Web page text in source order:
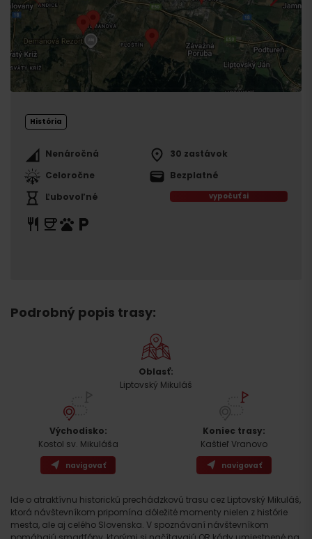
História
Nenáročná
30 zastávok
Celoročne
Bezplatné
Ľubovoľné
vypočuť si
Podrobný popis trasy:
Oblasť:
Liptovský Mikuláš
Východisko:
Kostol sv. Mikuláša
navigovať
Koniec trasy:
Kaštieľ Vranovo
navigovať
Ide o atraktívnu historickú prechádzkovú trasu cez Liptovský Mikuláš,
ktorá návštevníkom pripomína dôležité momenty nielen z histórie
mesta, ale aj celého Slovenska. V spoznávaní návštevníkom